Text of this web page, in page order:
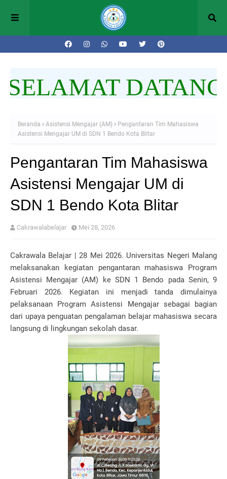
DATANG
Beranda Asistensi Mengajar (AM)
Pengantaran Tim Mahasiswa
Asistensi Mengajar UM di SDN 1 Bendo Kota Blitar
Pengantaran Tim Mahasiswa
Asistensi Mengajar UM di
SDN 1 Bendo Kota Blitar
Cakrawalabelajar Mei 28, 2026
Cakrawala Belajar | 28 Mei 2026. Universitas Negeri Malang
melaksanakan kegiatan pengantaran mahasiswa Program
Asistensi Mengajar (AM) ke SDN 1 Bendo pada Senin, 9
Februari 2026. Kegiatan ini menjadi tanda dimulainya
pelaksanaan Program Asistensi Mengajar sebagai bagian
dari upaya penguatan pengalaman belajar mahasiswa secara
langsung di lingkungan sekolah dasar.